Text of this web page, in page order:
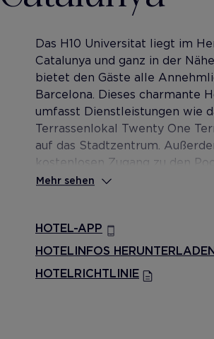
Das H10 Universitat liegt im
Catalunya und ganz in der
bietet den Gäste alle
Barcelona. Dieses charmante
umfasst Dienstleistungen wie
Terrassenlokal Twenty One
auf das Stadtzentrum.
kostenlosen Zugang zu den
nur 5 Gehminuten entfernt liegt.
Mehr sehen
HOTEL-APP
HOTELINFOS
HOTELRICHTLINIE